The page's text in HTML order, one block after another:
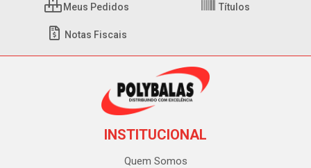
Meus Pedidos Títulos
Notas Fiscais
INSTITUCIONAL
Quem Somos